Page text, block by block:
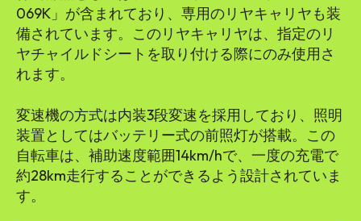
069K」が含まれており、専用のリヤキャリヤも装
備されています。このリヤキャリヤは、指定のリ
ヤチャイルドシートを取り付ける際にのみ使用さ
れます。
変速機の方式は内装3段変速を採用しており、照明
装置としてはバッテリー式の前照灯が搭載。この
自転車は、補助速度範囲14km/hで、一度の充電で
約28km走行することができるよう設計されていま
す。